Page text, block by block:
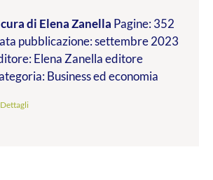
prezzo:
da
€24.99
a
di Elena Zanella Pagine: 352
pubblicazione: settembre 2023
Elena Zanella editore
Business ed economia
Dettagli